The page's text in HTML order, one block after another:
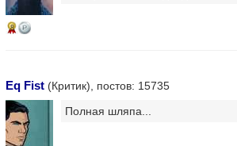
8
Eq Fist (Критик), постов: 15735
Полная шляпа...